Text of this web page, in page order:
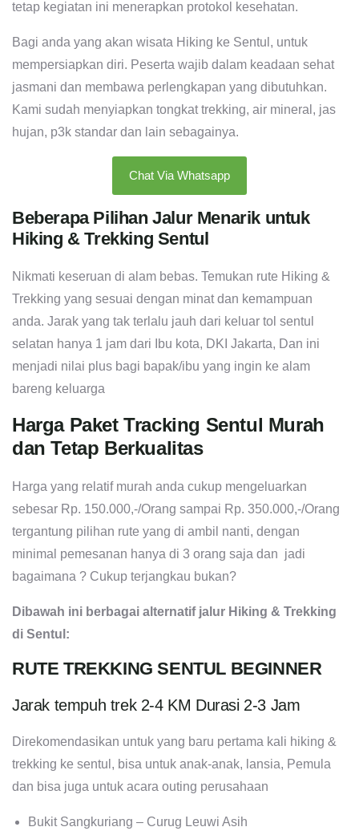
tetap kegiatan ini menerapkan protokol kesehatan.
Bagi anda yang akan wisata Hiking ke Sentul, untuk
mempersiapkan diri. Peserta wajib dalam keadaan sehat
jasmani dan membawa perlengkapan yang dibutuhkan.
Kami sudah menyiapkan tongkat trekking, air mineral, jas
hujan, p3k standar dan lain sebagainya.
Chat Via Whatsapp
Beberapa Pilihan Jalur Menarik untuk
Hiking & Trekking Sentul
Nikmati keseruan di alam bebas. Temukan rute Hiking &
Trekking yang sesuai dengan minat dan kemampuan
anda. Jarak yang tak terlalu jauh dari keluar tol sentul
selatan hanya 1 jam dari Ibu kota, DKI Jakarta, Dan ini
menjadi nilai plus bagi bapak/ibu yang ingin ke alam
bareng keluarga
Harga Paket Tracking Sentul Murah
dan Tetap Berkualitas
Harga yang relatif murah anda cukup mengeluarkan
sebesar Rp. 150.000,-/Orang sampai Rp. 350.000,-/Orang
tergantung pilihan rute yang di ambil nanti, dengan
minimal pemesanan hanya di 3 orang saja dan jadi
bagaimana ? Cukup terjangkau bukan?
Dibawah ini berbagai alternatif jalur Hiking & Trekking
di Sentul:
RUTE TREKKING SENTUL BEGINNER
Jarak tempuh trek 2-4 KM Durasi 2-3 Jam
Direkomendasikan untuk yang baru pertama kali hiking &
trekking ke sentul, bisa untuk anak-anak, lansia, Pemula
dan bisa juga untuk acara outing perusahaan
Bukit Sangkuriang – Curug Leuwi Asih